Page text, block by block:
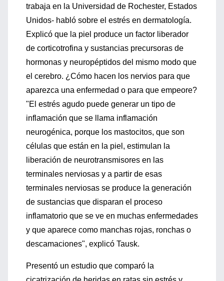
trabaja en la Universidad de Rochester, Estados
Unidos- habló sobre el estrés en dermatología.
Explicó que la piel produce un factor liberador
de corticotrofina y sustancias precursoras de
hormonas y neuropéptidos del mismo modo que
el cerebro. ¿Cómo hacen los nervios para que
aparezca una enfermedad o para que empeore?
"El estrés agudo puede generar un tipo de
inflamación que se llama inflamación
neurogénica, porque los mastocitos, que son
células que están en la piel, estimulan la
liberación de neurotransmisores en las
terminales nerviosas y a partir de esas
terminales nerviosas se produce la generación
de sustancias que disparan el proceso
inflamatorio que se ve en muchas enfermedades
y que aparece como manchas rojas, ronchas o
descamaciones", explicó Tausk.
Presentó un estudio que comparó la